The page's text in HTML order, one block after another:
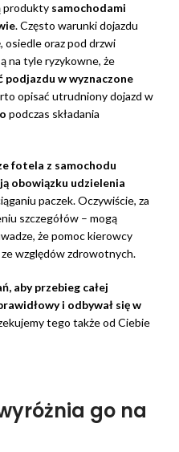
produkty samochodami
. Często warunki dojazdu
osiedle oraz pod drzwi
na tyle ryzykowne, że
podjazdu w wyznaczone
opisać utrudniony dojazd w
podczas składania
fotela z samochodu
obowiązku udzielenia
paczek. Oczywiście, za
szczegółów – mogą
że pomoc kierowcy
ze względów zdrowotnych.
aby przebieg całej
i odbywał się w
tego także od Ciebie
go na